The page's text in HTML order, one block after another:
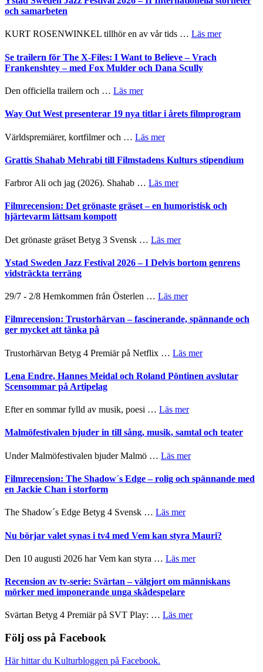
och samarbeten
KURT ROSENWINKEL tillhör en av vår tids … Läs merom
Se trailern för The X-Files: I Want to Believe – Vrach
Frankenshtey – med Fox Mulder och Dana Scully
Den officiella trailern och … Läs merom
trailern
The
X-
I
to
–
Fox
Mulder
Dana
Scully
Way Out West presenterar 19 nya titlar i årets filmprogram
Världspremiärer, kortfilmer och … Läs merom
Out
19
titlar
filmprogram
Grattis Shahab Mehrabi till Filmstadens Kulturs stipendium
Farbror Ali och jag (2026). Shahab … Läs merom
Shahab
Kulturs
Filmrecension: Det grönaste gräset – en humoristisk och
hjärtevarm lättsam kompott
Det grönaste gräset Betyg 3 Svensk … Läs merom
Det
grönaste
en
och
kompott
Ystad Sweden Jazz Festival 2026 – I Delvis bortom genrens
vidsträckta terräng
29/7 - 2/8 Hemkommen från Österlen … Läs merom
Sweden
Jazz
–
Delvis
vidsträckta
Filmrecension: Trustorhärvan – fascinerande, spännande och
ger mycket att tänka på
Trustorhärvan Betyg 4 Premiär på Netflix … Läs merom
Trustorhärvan
mycket
Lena Endre, Hannes Meidal och Roland Pöntinen avslutar
Scensommar på Artipelag
Efter en sommar fylld av musik, poesi … Läs merom
Endre,
och
Pöntinen
Malmöfestivalen bjuder in till sång, musik, samtal och teater
Under Malmöfestivalen bjuder Malmö … Läs merom
bjuder
in
och
Filmrecension: The Shadow´s Edge – rolig och spännande med
en Jackie Chan i storform
The Shadow´s Edge Betyg 4 Svensk … Läs merom
The
Shadow
Edge
rolig
med
Nu börjar valet synas i tv4 med Vem kan styra Mauri?
Den 10 augusti 2026 har Vem kan styra … Läs merom
börjar
Recension av tv-serie: Svärtan – välgjort om människans
mörker med imponerande unga skådespelare
Svärtan Betyg 4 Premiär på SVT Play: … Läs merom
Följ oss på Facebook
Här hittar du Kulturbloggen på Facebook.